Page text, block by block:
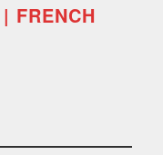
FRENCH